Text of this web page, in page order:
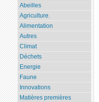
Abeilles
Agriculture.
Alimentation
Autres
Climat
Déchets
Energie
Faune
Innovations
Matières premières